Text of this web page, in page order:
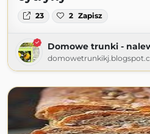
23 2 Zapisz
Domowe trunki -